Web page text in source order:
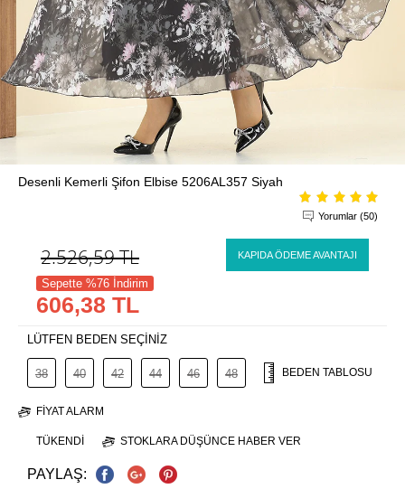
Desenli Kemerli Şifon Elbise 5206AL357 Siyah
Yorumlar (50)
2.526,59TL KAPIDA ÖDEME AVANTAJI
Sepette %76 İndirim
606,38 TL
LÜTFEN BEDEN SEÇİNİZ
38 40 42 44 46 48 BEDEN TABLOSU
FIYAT ALARM
TÜKENDI STOKLARA DÜŞÜNCE HABER VER
PAYLAŞ: